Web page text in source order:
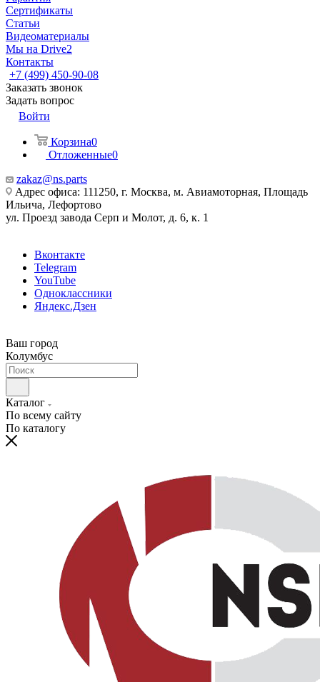
Сертификаты
Статьи
Видеоматериалы
Мы на Drive2
Контакты
+7 (499) 450-90-08
Заказать звонок
Задать вопрос
Войти
Корзина0
Отложенные0
zakaz@ns.parts
Адрес офиса: 111250, г. Москва, м. Авиамоторная, Площадь
Ильича, Лефортово
ул. Проезд завода Серп и Молот, д. 6, к. 1
Вконтакте
Telegram
YouTube
Одноклассники
Яндекс.Дзен
Ваш город
Колумбус
Каталог
По всему сайту
По каталогу